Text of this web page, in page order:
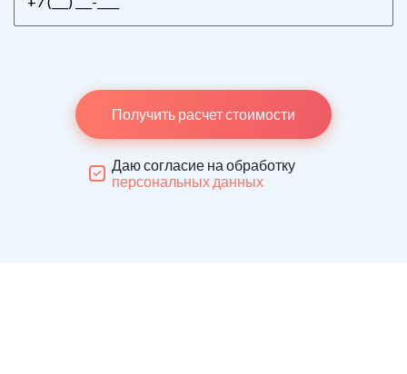
Получить расчет стоимости
Даю согласие на обработку
персональных данных